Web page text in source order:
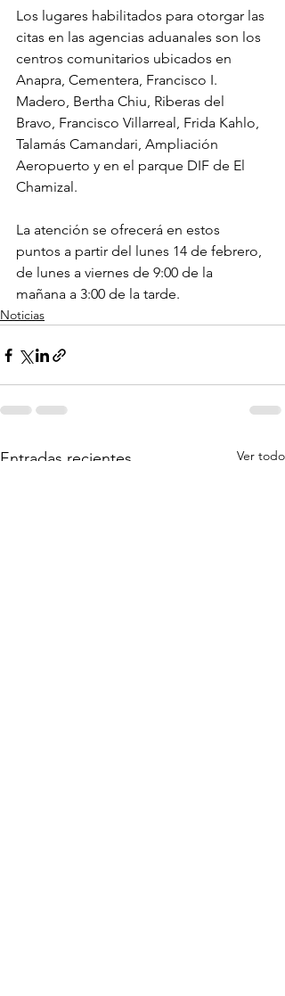
Los lugares habilitados para otorgar las
citas en las agencias aduanales son los
centros comunitarios ubicados en
Anapra, Cementera, Francisco I.
Madero, Bertha Chiu, Riberas del
Bravo, Francisco Villarreal, Frida Kahlo,
Talamás Camandari, Ampliación
Aeropuerto y en el parque DIF de El
Chamizal.
La atención se ofrecerá en estos
puntos a partir del lunes 14 de febrero,
de lunes a viernes de 9:00 de la
mañana a 3:00 de la tarde.
Noticias
Entradas recientes Ver todo